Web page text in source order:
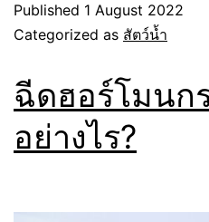
Published 1 August 2022
Categorized as สัตว์น้ำ
ฉีดฮอร์โมนก
อย่างไร?